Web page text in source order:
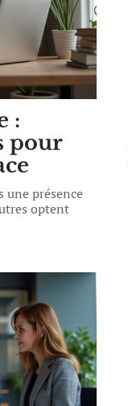
:
pour
une présence
optent